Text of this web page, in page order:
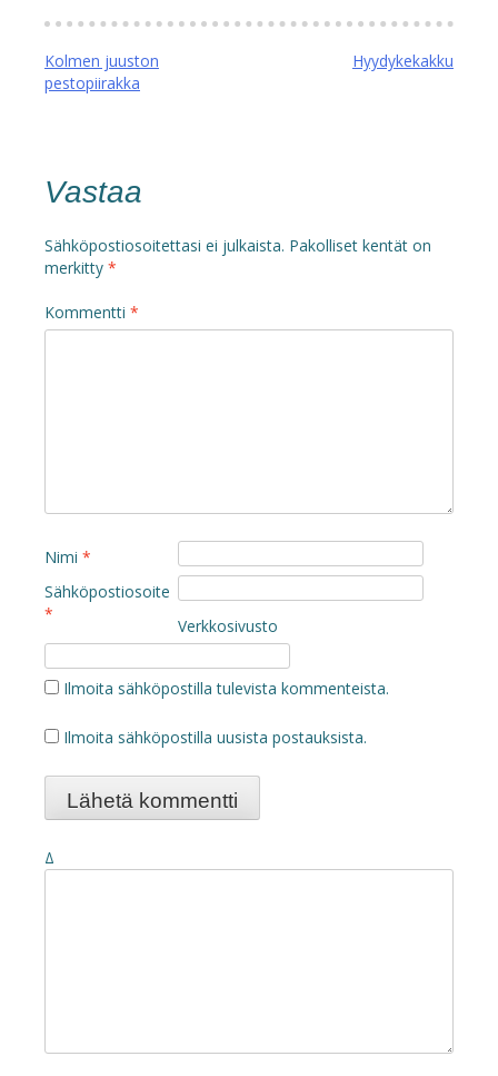
Artikkelien
selaus
Kolmen juuston
pestopiirakka
Hyydykekakku
Vastaa
Sähköpostiosoitettasi ei julkaista. Pakolliset kentät on
merkitty *
Kommentti *
Nimi *
Sähköpostiosoite
*
Verkkosivusto
Ilmoita sähköpostilla tulevista kommenteista.
Ilmoita sähköpostilla uusista postauksista.
Δ